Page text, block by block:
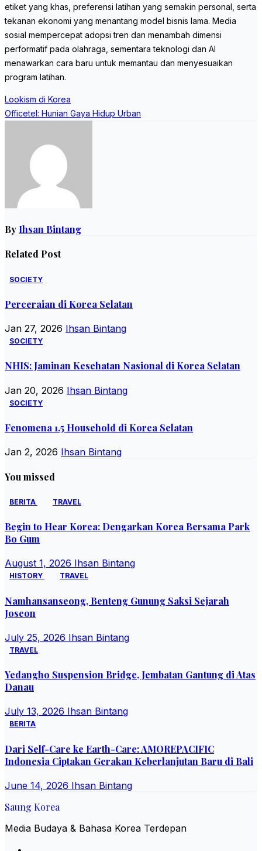
etiket yang khas, preferensi latihan yang semakin personal, serta
tekanan ekonomi yang menantang model bisnis lama. Media
sosial mempercepat adopsi tren dan menambah dimensi
performatif pada olahraga, sementara teknologi dan AI
menawarkan cara baru untuk memantau dan menyesuaikan
program latihan.
Post
navigation
Lookism di Korea
Officetel: Hunian Gaya Hidup Urban
By Ihsan Bintang
Related Post
SOCIETY
Perceraian di Korea Selatan
Jan 27, 2026 Ihsan Bintang
SOCIETY
NHIS: Jaminan Kesehatan Nasional di Korea Selatan
Jan 20, 2026 Ihsan Bintang
SOCIETY
Fenomena 1.5 Household di Korea Selatan
Jan 2, 2026 Ihsan Bintang
You missed
BERITA TRAVEL
Begin to Hear Korea: Dengarkan Korea Bersama Park
Bo Gum
August 1, 2026 Ihsan Bintang
HISTORY TRAVEL
Namhansanseong, Benteng Gunung Saksi Sejarah
Joseon
July 25, 2026 Ihsan Bintang
TRAVEL
Yedangho Suspension Bridge, Jembatan Gantung di Atas
Danau
July 13, 2026 Ihsan Bintang
BERITA
Dari Self-Care ke Earth-Care: AMOREPACIFIC
Indonesia Ciptakan Gerakan Keberlanjutan Baru di Bali
June 14, 2026 Ihsan Bintang
Saung Korea
Media Budaya & Bahasa Korea Terdepan